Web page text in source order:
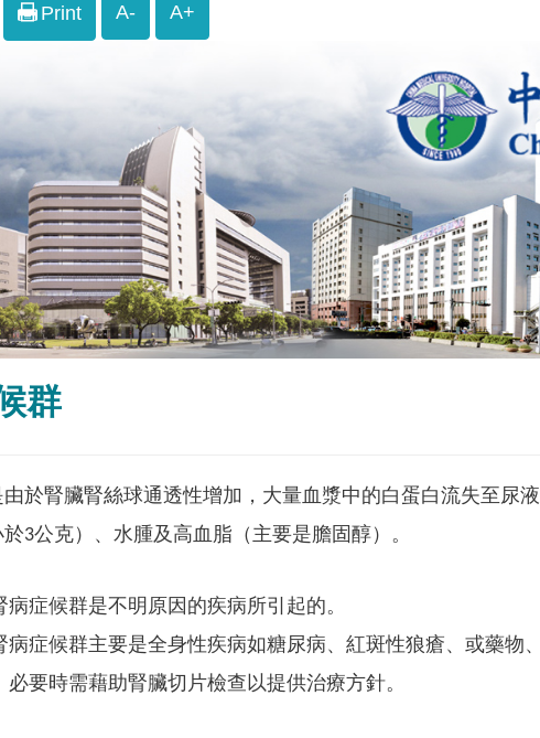
Print A- A+
群
於腎臟腎絲球通透性增加，大量血漿中的白蛋白流失至尿
3公克）、水腫及高血脂（主要是膽固醇）。
病症候群是不明原因的疾病所引起的。
病症候群主要是全身性疾病如糖尿病、紅斑性狼瘡、或藥物
必要時需藉助腎臟切片檢查以提供治療方針。